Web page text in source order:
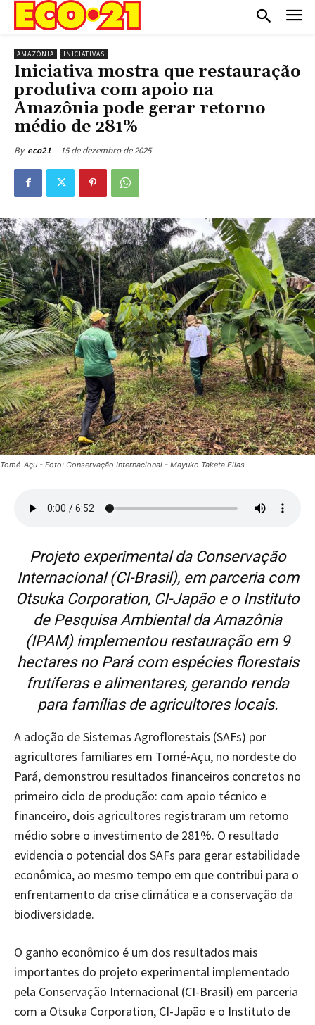
AMAZÔNIA INICIATIVAS
Iniciativa mostra que restauração
produtiva com apoio na
Amazônia pode gerar retorno
médio de 281%
By eco21 15 de dezembro de 2025
Tomé-Açu - Foto: Conservação Internacional - Mayuko Taketa Elias
Projeto experimental da Conservação
Internacional (CI-Brasil), em parceria com
Otsuka Corporation, CI-Japão e o Instituto
de Pesquisa Ambiental da Amazônia
(IPAM) implementou restauração em 9
hectares no Pará com espécies florestais
frutíferas e alimentares, gerando renda
para famílias de agricultores locais.
A adoção de Sistemas Agroflorestais (SAFs) por
agricultores familiares em Tomé-Açu, no nordeste do
Pará, demonstrou resultados financeiros concretos no
primeiro ciclo de produção: com apoio técnico e
financeiro, dois agricultores registraram um retorno
médio sobre o investimento de 281%. O resultado
evidencia o potencial dos SAFs para gerar estabilidade
econômica, ao mesmo tempo em que contribui para o
enfrentamento da crise climática e a conservação da
biodiversidade.
O ganho econômico é um dos resultados mais
importantes do projeto experimental implementado
pela Conservação Internacional (CI-Brasil) em parceria
com a Otsuka Corporation, CI-Japão e o Instituto de